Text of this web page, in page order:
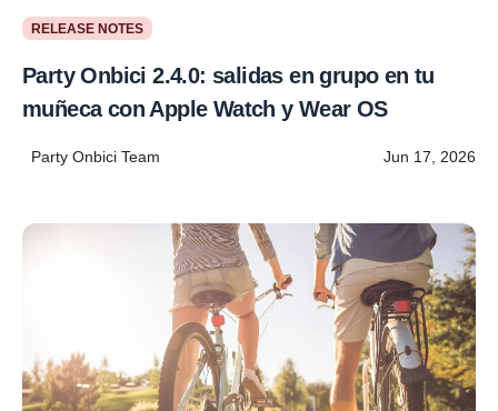
RELEASE NOTES
Party Onbici 2.4.0: salidas en grupo en tu
muñeca con Apple Watch y Wear OS
Party Onbici Team Jun 17, 2026